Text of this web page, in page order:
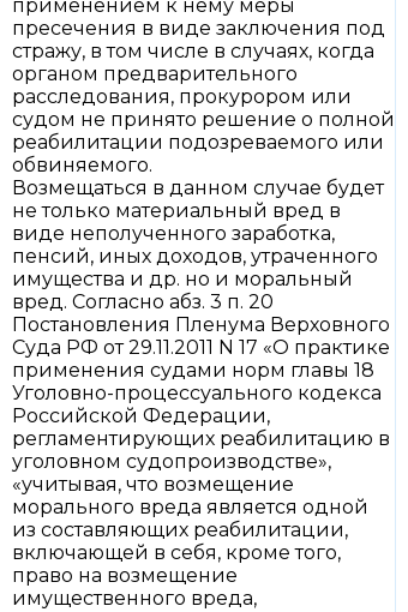
применением к нему меры
пресечения в виде заключения под
стражу, в том числе в случаях, когда
органом предварительного
расследования, прокурором или
судом не принято решение о полной
реабилитации подозреваемого или
обвиняемого.
Возмещаться в данном случае будет
не только материальный вред в
виде неполученного заработка,
пенсий, иных доходов, утраченного
имущества и др. но и моральный
вред. Согласно абз. 3 п. 20
Постановления Пленума Верховного
Суда РФ от 29.11.2011 N 17 «О практике
применения судами норм главы 18
Уголовно-процессуального кодекса
Российской Федерации,
регламентирующих реабилитацию в
уголовном судопроизводстве»,
«учитывая, что возмещение
морального вреда является одной
из составляющих реабилитации,
включающей в себя, кроме того,
право на возмещение
имущественного вреда,